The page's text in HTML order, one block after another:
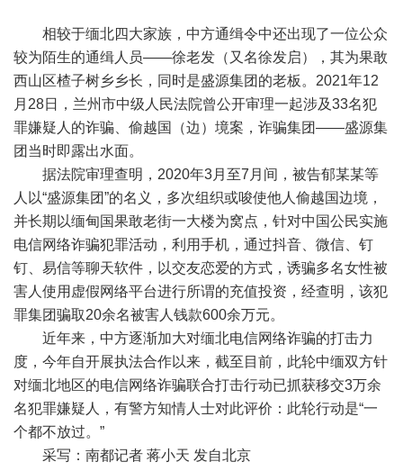
相较于缅北四大家族，中方通缉令中还出现了一位公众
较为陌生的通缉人员——徐老发（又名徐发启），其为果敢
西山区楂子树乡乡长，同时是盛源集团的老板。2021年12
月28日，兰州市中级人民法院曾公开审理一起涉及33名犯
罪嫌疑人的诈骗、偷越国（边）境案，诈骗集团——盛源集
团当时即露出水面。
据法院审理查明，2020年3月至7月间，被告郁某某等
人以“盛源集团”的名义，多次组织或唆使他人偷越国边境，
并长期以缅甸国果敢老街一大楼为窝点，针对中国公民实施
电信网络诈骗犯罪活动，利用手机，通过抖音、微信、钉
钉、易信等聊天软件，以交友恋爱的方式，诱骗多名女性被
害人使用虚假网络平台进行所谓的充值投资，经查明，该犯
罪集团骗取20余名被害人钱款600余万元。
近年来，中方逐渐加大对缅北电信网络诈骗的打击力
度，今年自开展执法合作以来，截至目前，此轮中缅双方针
对缅北地区的电信网络诈骗联合打击行动已抓获移交3万余
名犯罪嫌疑人，有警方知情人士对此评价：此轮行动是“一
个都不放过。”
采写：南都记者 蒋小天 发自北京